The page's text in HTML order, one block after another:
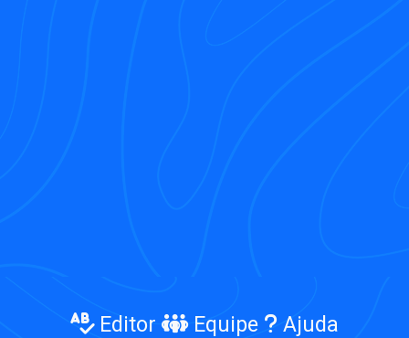
Editor Equipe Ajuda